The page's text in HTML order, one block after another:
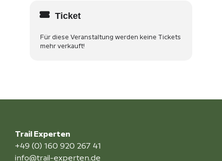
Ticket
Für diese Veranstaltung werden keine Tickets
mehr verkauft!
Trail Experten
+49 (0) 160 920 267 41
info@trail-experten.de